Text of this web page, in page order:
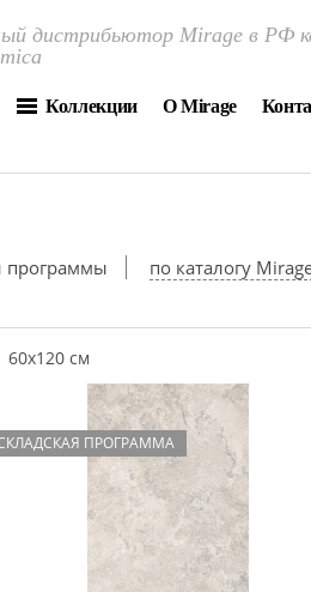
дистрибьютор Mirage в РФ
Коллекции О Mirage
программы по каталогу
60x120 см
ПРОГРАММА